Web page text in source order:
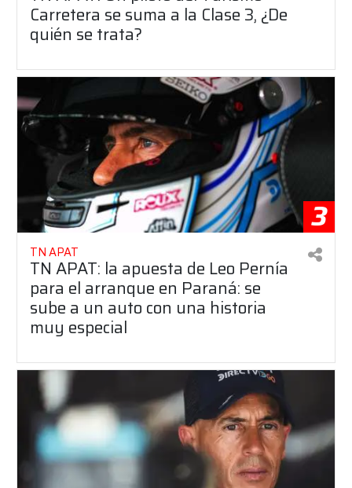
Carretera se suma a la Clase 3, ¿De
quién se trata?
3
TN APAT
TN APAT: la apuesta de Leo Pernía
para el arranque en Paraná: se
sube a un auto con una historia
muy especial